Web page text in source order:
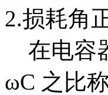
2.损耗角
在电容
ωC 之比